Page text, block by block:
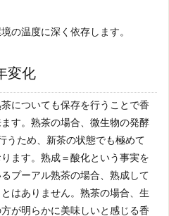
の温度に深く依存します。
変化
についても保存を行うことで香
す。熟茶の場合、微生物の発酵
うため、新茶の状態でも極めて
ます。熟成＝酸化という事実を
プーアル熟茶の場合、熟成して
はありません。熟茶の場合、生
が明らかに美味しいと感じる香